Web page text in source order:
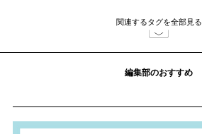
関連するタグを全部見る
編集部のおすすめ